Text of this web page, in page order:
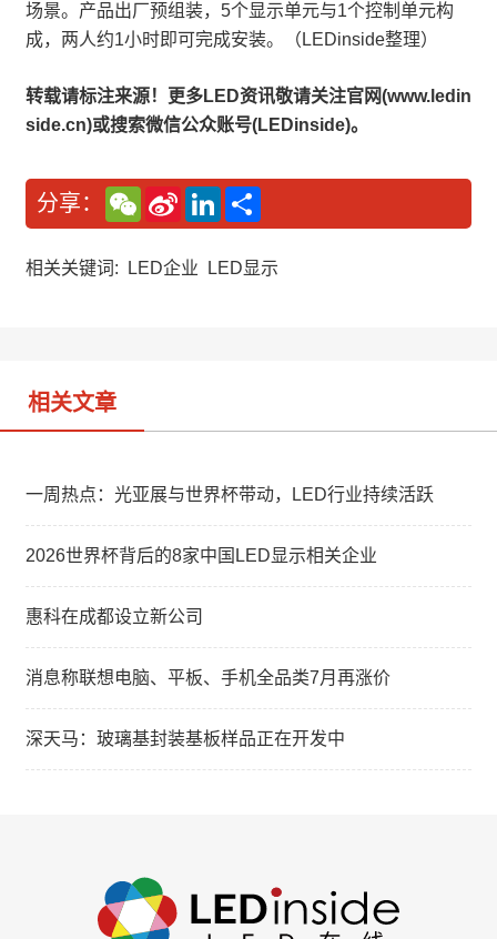
场景。产品出厂预组装，5个显示单元与1个控制单元构
成，两人约1小时即可完成安装。（LEDinside整理）
转载请标注来源！更多LED资讯敬请关注官网(www.ledin
side.cn)或搜索微信公众账号(LEDinside)。
分享：
W
e
C
a
S
n
W
L
n
e
相关关键词: LED企业 LED显示
相关文章
一周热点：光亚展与世界杯带动，LED行业持续活跃
2026世界杯背后的8家中国LED显示相关企业
惠科在成都设立新公司
消息称联想电脑、平板、手机全品类7月再涨价
深天马：玻璃基封装基板样品正在开发中